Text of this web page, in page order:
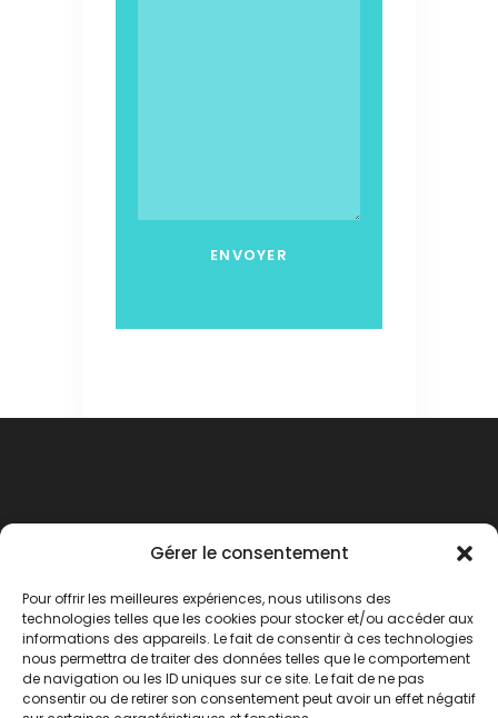
Gérer le consentement
Pour offrir les meilleures expériences, nous utilisons des
technologies telles que les cookies pour stocker et/ou accéder aux
informations des appareils. Le fait de consentir à ces technologies
nous permettra de traiter des données telles que le comportement
de navigation ou les ID uniques sur ce site. Le fait de ne pas
consentir ou de retirer son consentement peut avoir un effet négatif